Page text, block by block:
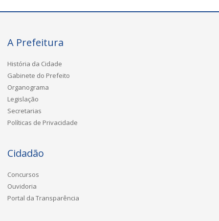
A Prefeitura
História da Cidade
Gabinete do Prefeito
Organograma
Legislação
Secretarias
Políticas de Privacidade
Cidadão
Concursos
Ouvidoria
Portal da Transparência